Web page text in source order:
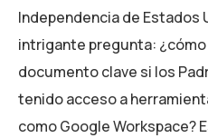
Independencia de Estados
intrigante pregunta:
documento clave si los
tenido acceso a
como Google Workspace?